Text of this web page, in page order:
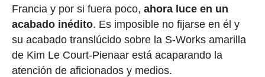
Francia y por si fuera poco, ahora luce en un
acabado inédito. Es imposible no fijarse en él y
su acabado translúcido sobre la S-Works amarilla
de Kim Le Court-Pienaar está acaparando la
atención de aficionados y medios.